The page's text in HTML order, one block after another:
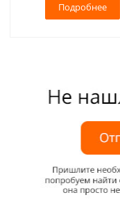
Подробнее